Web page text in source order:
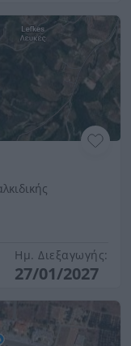
Ημ. Διεξαγωγής:
27/01/2027